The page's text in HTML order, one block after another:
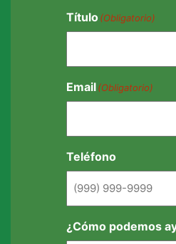
Título (Obligatorio)
Email (Obligatorio)
Teléfono
¿Cómo podemos